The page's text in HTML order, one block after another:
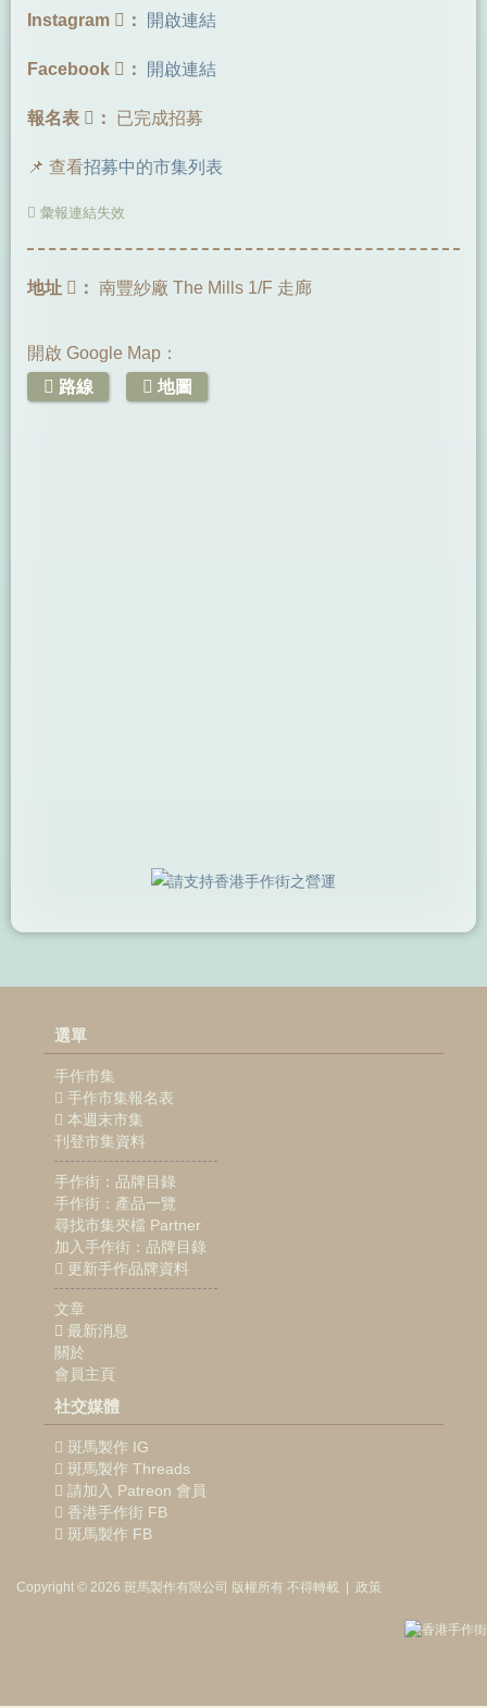
Instagram ： 開啟連結
Facebook ： 開啟連結
報名表 ： 已完成招募
📌 查看招募中的市集列表
彙報連結失效
地址 ： 南豐紗廠 The Mills 1/F 走廊
開啟 Google Map：
路線
地圖
選單
手作市集
手作市集報名表
本週末市集
刊登市集資料
手作街：品牌目錄
手作街：產品一覽
尋找市集夾檔 Partner
加入手作街：品牌目錄
更新手作品牌資料
文章
最新消息
關於
會員主頁
社交媒體
斑馬製作 IG
斑馬製作 Threads
請加入 Patreon 會員
香港手作街 FB
斑馬製作 FB
Copyright © 2026 斑馬製作有限公司 版權所有 不得轉載 政策